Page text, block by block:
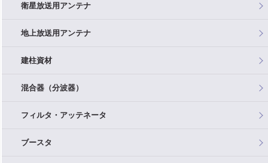
衛星放送用アンテナ
地上放送用アンテナ
建柱資材
混合器（分波器）
フィルタ・アッテネータ
ブースタ